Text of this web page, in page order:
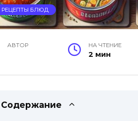
РЕЦЕПТЫ БЛЮД
АВТОР НА ЧТЕНИЕ
2 мин
Содержание